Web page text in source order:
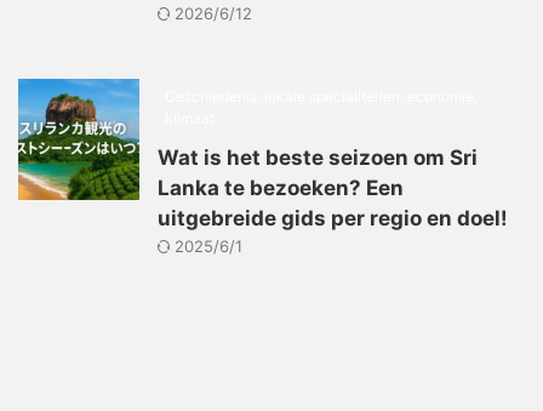
2026/6/12
Wat is het beste seizoen om Sri
Lanka te bezoeken? Een
uitgebreide gids per regio en doel!
2025/6/1